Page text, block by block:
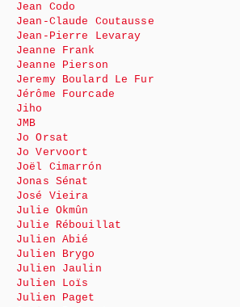
Jean Codo
Jean-Claude Coutausse
Jean-Pierre Levaray
Jeanne Frank
Jeanne Pierson
Jeremy Boulard Le Fur
Jérôme Fourcade
Jiho
JMB
Jo Orsat
Jo Vervoort
Joël Cimarrón
Jonas Sénat
José Vieira
Julie Okmûn
Julie Rébouillat
Julien Abié
Julien Brygo
Julien Jaulin
Julien Loïs
Julien Paget